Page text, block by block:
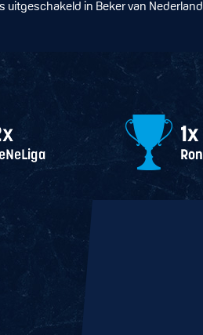
uitgeschakeld in Beker van Nederland